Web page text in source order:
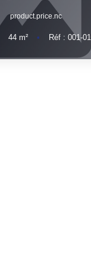
Vendre
Estimer
product.price.nc
44m² • Réf : 001-